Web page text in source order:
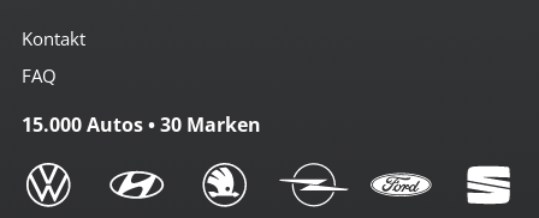
Kontakt
FAQ
15.000 Autos • 30 Marken